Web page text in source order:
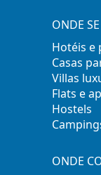
ONDE
Hotéis e
Casas
Villas
Flats e
Hostels
ONDE